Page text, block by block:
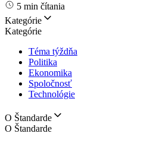
5 min čítania
Kategórie
Kategórie
Téma týždňa
Politika
Ekonomika
Spoločnosť
Technológie
O Štandarde
O Štandarde